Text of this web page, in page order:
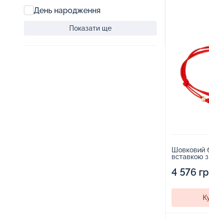
День народження
Показати ще
Шовковий
вставкою
4 576